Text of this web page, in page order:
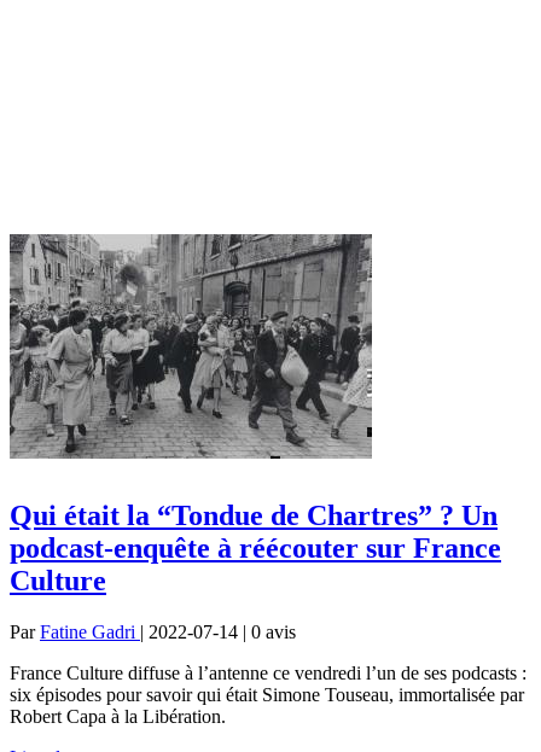
Qui était la “Tondue de Chartres” ? Un
podcast-enquête à réécouter sur France
Culture
ParFatine Gadri | 2022-07-14 | 0 avis
France Culture diffuse à l’antenne ce vendredi l’un de ses podcasts :
six épisodes pour savoir qui était Simone Touseau, immortalisée par
Robert Capa à la Libération.